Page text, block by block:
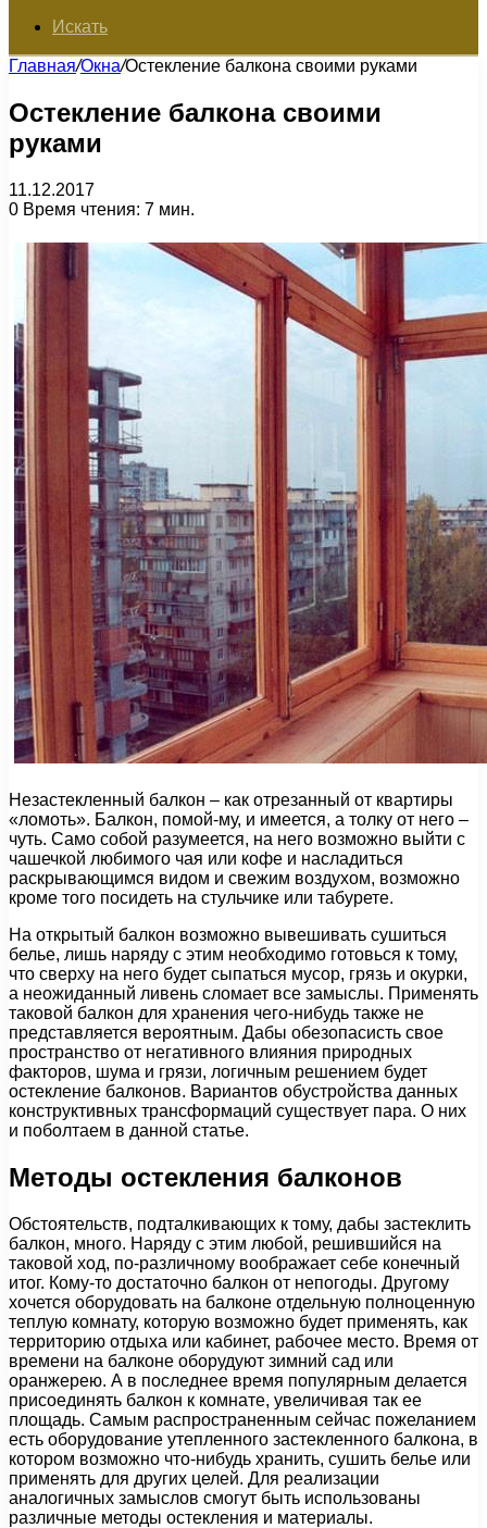
Искать
Главная/Окна/Остекление балкона своими руками
Остекление балкона своими
руками
11.12.2017
0 Время чтения: 7 мин.
Незастекленный балкон – как отрезанный от квартиры
«ломоть». Балкон, помой-му, и имеется, а толку от него –
чуть. Само собой разумеется, на него возможно выйти с
чашечкой любимого чая или кофе и насладиться
раскрывающимся видом и свежим воздухом, возможно
кроме того посидеть на стульчике или табурете.
На открытый балкон возможно вывешивать сушиться
белье, лишь наряду с этим необходимо готовься к тому,
что сверху на него будет сыпаться мусор, грязь и окурки,
а неожиданный ливень сломает все замыслы. Применять
таковой балкон для хранения чего-нибудь также не
представляется вероятным. Дабы обезопасисть свое
пространство от негативного влияния природных
факторов, шума и грязи, логичным решением будет
остекление балконов. Вариантов обустройства данных
конструктивных трансформаций существует пара. О них
и поболтаем в данной статье.
Методы остекления балконов
Обстоятельств, подталкивающих к тому, дабы застеклить
балкон, много. Наряду с этим любой, решившийся на
таковой ход, по-различному воображает себе конечный
итог. Кому-то достаточно балкон от непогоды. Другому
хочется оборудовать на балконе отдельную полноценную
теплую комнату, которую возможно будет применять, как
территорию отдыха или кабинет, рабочее место. Время от
времени на балконе оборудуют зимний сад или
оранжерею. А в последнее время популярным делается
присоединять балкон к комнате, увеличивая так ее
площадь. Самым распространенным сейчас пожеланием
есть оборудование утепленного застекленного балкона, в
котором возможно что-нибудь хранить, сушить белье или
применять для других целей. Для реализации
аналогичных замыслов смогут быть использованы
различные методы остекления и материалы.